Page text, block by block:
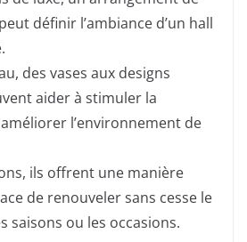
définir l’ambiance d’un hall
des vases aux designs
aider à stimuler la
l’environnement de
ils offrent une manière
de renouveler sans cesse le
saisons ou les occasions.